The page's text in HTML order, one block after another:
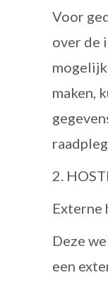
Voor
over de
maken,
2.
Externe
Deze
een